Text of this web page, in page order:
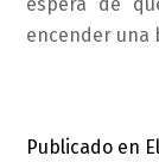
encender una
Publicado en